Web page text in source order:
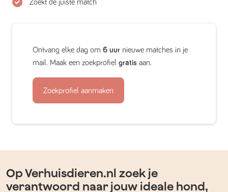
Zoekt de juiste match
Ontvang elke dag om 6 uur nieuwe matches in je
mail. Maak een zoekprofiel gratis aan.
Zoekprofiel aanmaken
Op Verhuisdieren.nl zoek je
verantwoord naar jouw ideale hond,